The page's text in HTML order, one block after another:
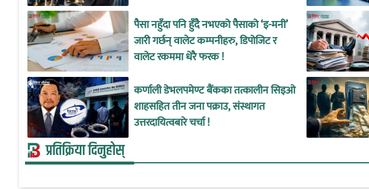
पैसा नहुँदा पनि हुँदै नभएको पैसाको ‘इ-मनी’
जारी गर्छन् वालेट कम्पनीहरु, डिपोजिट र
वालेट रकममा धेरै फरक !
कर्णाली डेभलपमेण्ट बैंकका तत्कालीन सिइओ
शाहसहित तीन जना पक्राउ, संस्थागत
उत्तरदायित्वबारे चर्चा !
प्रतिक्रिया दिनुहोस्